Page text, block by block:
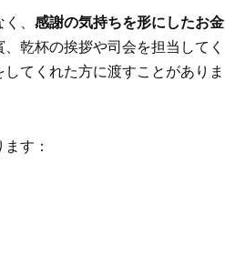
、 感謝の気持ちを形にしたお金
乾杯の挨拶や司会を担当してく
てくれた方に渡すことがありま
す：